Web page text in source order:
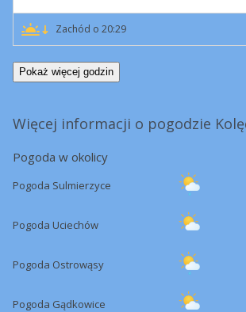
Zachód o 20:29
Pokaż więcej godzin
Więcej informacji o pogodzie
Pogoda w okolicy
Pogoda Sulmierzyce
Pogoda Uciechów
Pogoda Ostrowąsy
Pogoda Gądkowice